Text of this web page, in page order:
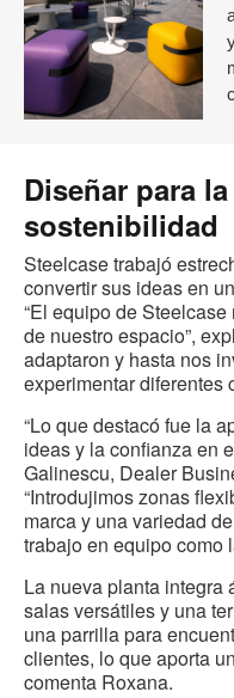
Diseñar para
sostenibilidad
Steelcase trabajó
convertir sus ideas en
“El equipo de
de nuestro espacio”,
adaptaron y hasta nos
experimentar diferentes
“Lo que destacó fue la
ideas y la confianza en
Galinescu, Dealer
“Introdujimos zonas
marca y una variedad
trabajo en equipo como
La nueva planta integra
salas versátiles y una
una parrilla para
clientes, lo que aporta
comenta Roxana.